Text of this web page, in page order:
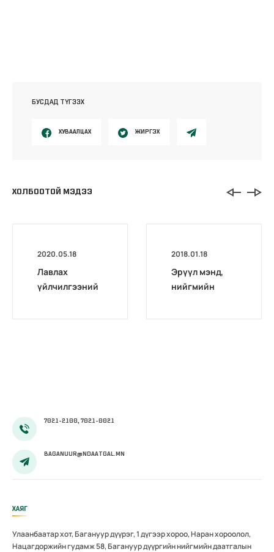
БУСДАД ТҮГЭЭХ
ХУВААЛЦАХ ЖИРГЭХ
ХОЛБООТОЙ МЭДЭЭ
2020.05.18
Лавлах
үйлчилгээний
2018.01.18
Эрүүл мэнд,
нийгмийн
7021-2100, 7021-0021
BAGANUUR@NDAATGAL.MN
ХАЯГ
Улаанбаатар хот, Багануур дүүрэг, 1 дүгээр хороо, Наран хороолол,
Нацагдоржийн гудамж 58, Багануур дүүргийн нийгмийн даатгалын